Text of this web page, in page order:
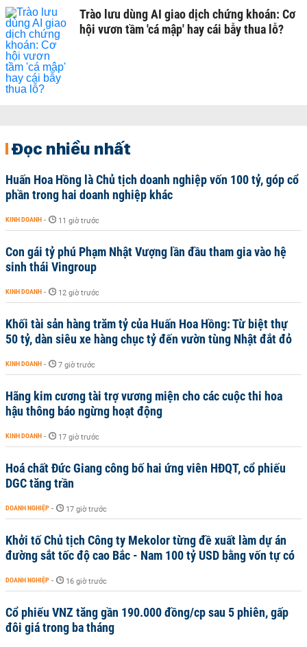
Trào lưu dùng AI giao dịch chứng khoán: Cơ
hội vươn tầm 'cá mập' hay cái bẫy thua lỗ?
Đọc nhiều nhất
Huấn Hoa Hồng là Chủ tịch doanh nghiệp vốn 100 tỷ, góp cổ
phần trong hai doanh nghiệp khác
KINH DOANH - 11 giờ trước
Con gái tỷ phú Phạm Nhật Vượng lần đầu tham gia vào hệ
sinh thái Vingroup
KINH DOANH - 12 giờ trước
Khối tài sản hàng trăm tỷ của Huấn Hoa Hồng: Từ biệt thự
50 tỷ, dàn siêu xe hàng chục tỷ đến vườn tùng Nhật đắt đỏ
KINH DOANH - 7 giờ trước
Hãng kim cương tài trợ vương miện cho các cuộc thi hoa
hậu thông báo ngừng hoạt động
KINH DOANH - 17 giờ trước
Hoá chất Đức Giang công bố hai ứng viên HĐQT, cổ phiếu
DGC tăng trần
DOANH NGHIỆP - 17 giờ trước
Khởi tố Chủ tịch Công ty Mekolor từng đề xuất làm dự án
đường sắt tốc độ cao Bắc - Nam 100 tỷ USD bằng vốn tự có
DOANH NGHIỆP - 16 giờ trước
Cổ phiếu VNZ tăng gần 190.000 đồng/cp sau 5 phiên, gấp
đôi giá trong ba tháng